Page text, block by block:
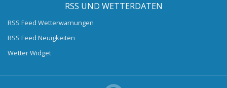
RSS UND WETTERDATEN
RSS Feed Wetterwarnungen
RSS Feed Neuigkeiten
Wetter Widget